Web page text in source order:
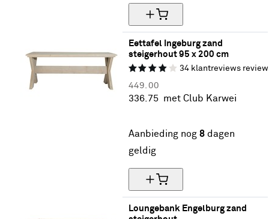
Eettafel Ingeburg zand
steigerhout 95 x 200 cm
34 klantreviews
449. 00
336. 75 met Club Karwei
Aanbieding nog 8 dagen
geldig
Loungebank Engelburg zand